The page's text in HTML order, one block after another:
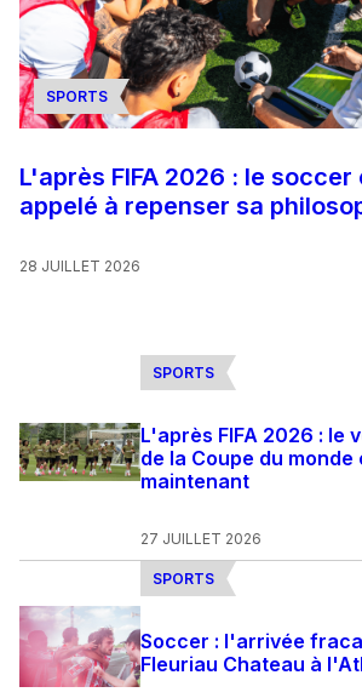
SPORTS
L'après FIFA 2026 : le soccer
appelé à repenser sa
28 JUILLET 2026
SPORTS
L'après FIFA 2026 : le
de la Coupe du monde
maintenant
27 JUILLET 2026
SPORTS
Soccer : l'arrivée
Fleuriau Chateau à